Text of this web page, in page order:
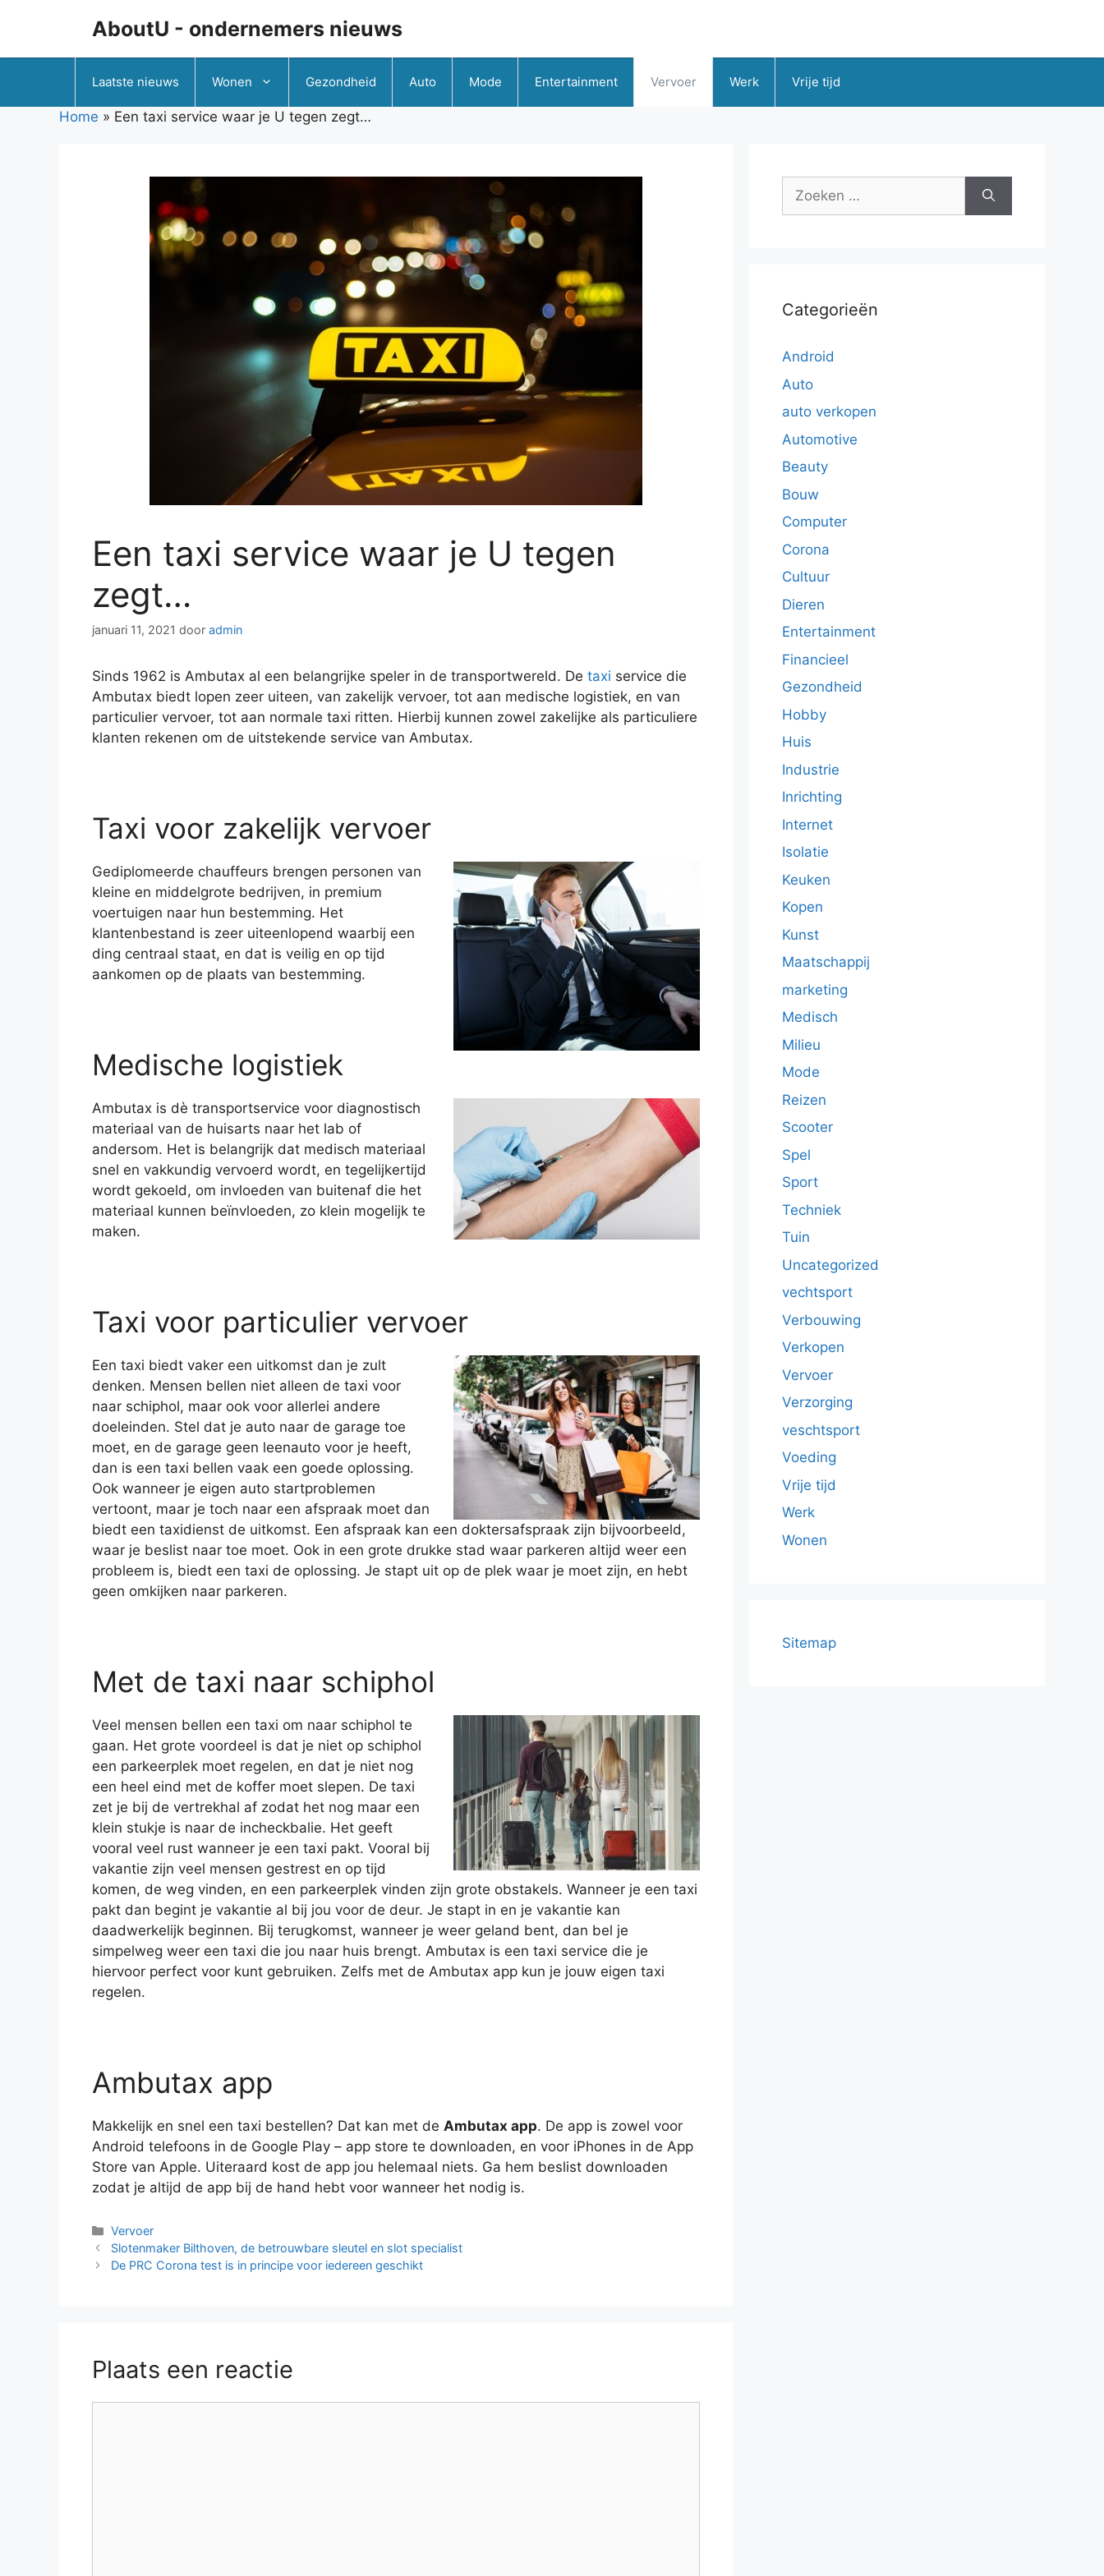
AboutU - ondernemers nieuws
Laatste nieuws Wonen Gezondheid Auto Mode Entertainment Vervoer Werk Vrije tijd
Home » Een taxi service waar je U tegen zegt…
Een taxi service waar je U tegen
zegt…
januari 11, 2021 door admin
Sinds 1962 is Ambutax al een belangrijke speler in de transportwereld. De taxi service die
Ambutax biedt lopen zeer uiteen, van zakelijk vervoer, tot aan medische logistiek, en van
particulier vervoer, tot aan normale taxi ritten. Hierbij kunnen zowel zakelijke als particuliere
klanten rekenen om de uitstekende service van Ambutax.
Taxi voor zakelijk vervoer
Gediplomeerde chauffeurs brengen personen van
kleine en middelgrote bedrijven, in premium
voertuigen naar hun bestemming. Het
klantenbestand is zeer uiteenlopend waarbij een
ding centraal staat, en dat is veilig en op tijd
aankomen op de plaats van bestemming.
Medische logistiek
Ambutax is dè transportservice voor diagnostisch
materiaal van de huisarts naar het lab of
andersom. Het is belangrijk dat medisch materiaal
snel en vakkundig vervoerd wordt, en tegelijkertijd
wordt gekoeld, om invloeden van buitenaf die het
materiaal kunnen beïnvloeden, zo klein mogelijk te
maken.
Taxi voor particulier vervoer
Een taxi biedt vaker een uitkomst dan je zult
denken. Mensen bellen niet alleen de taxi voor
naar schiphol, maar ook voor allerlei andere
doeleinden. Stel dat je auto naar de garage toe
moet, en de garage geen leenauto voor je heeft,
dan is een taxi bellen vaak een goede oplossing.
Ook wanneer je eigen auto startproblemen
vertoont, maar je toch naar een afspraak moet dan
biedt een taxidienst de uitkomst. Een afspraak kan een doktersafspraak zijn bijvoorbeeld,
waar je beslist naar toe moet. Ook in een grote drukke stad waar parkeren altijd weer een
probleem is, biedt een taxi de oplossing. Je stapt uit op de plek waar je moet zijn, en hebt
geen omkijken naar parkeren.
Met de taxi naar schiphol
Veel mensen bellen een taxi om naar schiphol te
gaan. Het grote voordeel is dat je niet op schiphol
een parkeerplek moet regelen, en dat je niet nog
een heel eind met de koffer moet slepen. De taxi
zet je bij de vertrekhal af zodat het nog maar een
klein stukje is naar de incheckbalie. Het geeft
vooral veel rust wanneer je een taxi pakt. Vooral bij
vakantie zijn veel mensen gestrest en op tijd
komen, de weg vinden, en een parkeerplek vinden zijn grote obstakels. Wanneer je een taxi
pakt dan begint je vakantie al bij jou voor de deur. Je stapt in en je vakantie kan
daadwerkelijk beginnen. Bij terugkomst, wanneer je weer geland bent, dan bel je
simpelweg weer een taxi die jou naar huis brengt. Ambutax is een taxi service die je
hiervoor perfect voor kunt gebruiken. Zelfs met de Ambutax app kun je jouw eigen taxi
regelen.
Ambutax app
Makkelijk en snel een taxi bestellen? Dat kan met de Ambutax app. De app is zowel voor
Android telefoons in de Google Play – app store te downloaden, en voor iPhones in de App
Store van Apple. Uiteraard kost de app jou helemaal niets. Ga hem beslist downloaden
zodat je altijd de app bij de hand hebt voor wanneer het nodig is.
Categorieën
Vervoer
Slotenmaker Bilthoven, de betrouwbare sleutel en slot specialist
De PRC Corona test is in principe voor iedereen geschikt
Plaats een reactie
Zoek
Categorieën
Android
Auto
auto verkopen
Automotive
Beauty
Bouw
Computer
Corona
Cultuur
Dieren
Entertainment
Financieel
Gezondheid
Hobby
Huis
Industrie
Inrichting
Internet
Isolatie
Keuken
Kopen
Kunst
Maatschappij
marketing
Medisch
Milieu
Mode
Reizen
Scooter
Spel
Sport
Techniek
Tuin
Uncategorized
vechtsport
Verbouwing
Verkopen
Vervoer
Verzorging
veschtsport
Voeding
Vrije tijd
Werk
Wonen
Sitemap